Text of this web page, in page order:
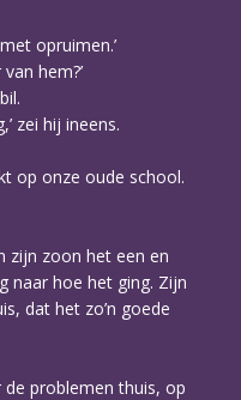
opruimen.’
hem?’
zei hij ineens.
op onze oude school.
zijn zoon het een en
naar hoe het ging. Zijn
dat het zo’n goede
de problemen thuis, op